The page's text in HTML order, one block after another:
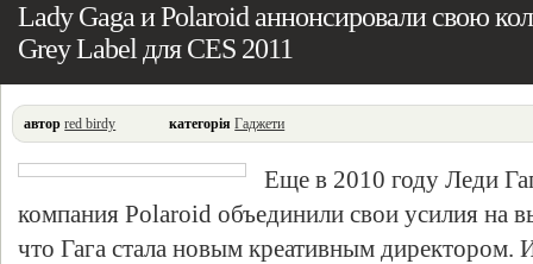
Lady Gaga и Polaroid аннонсировали свою
Grey Label для CES 2011
автор red birdy категорія Гаджети
Еще в 2010 году Леди
компания Polaroid объединили свои усилия на
что Гага стала новым креативным директором.